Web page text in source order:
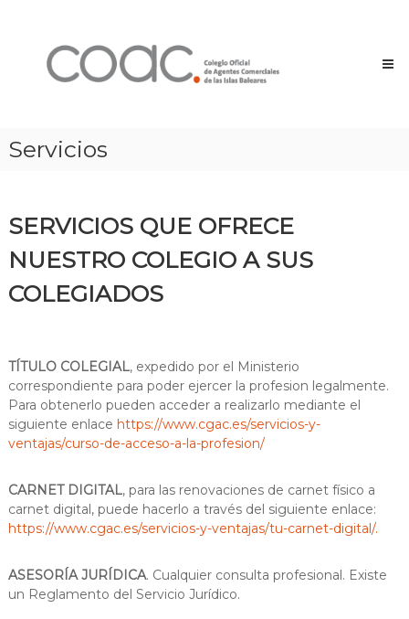
contenido
Oficial
Agentes
las
Colegio
Oficial
de
Agentes
de
Servicios
SERVICIOS QUE OFRECE
NUESTRO COLEGIO A SUS
COLEGIADOS
TÍTULO COLEGIAL, expedido por el Ministerio
correspondiente para poder ejercer la profesion legalmente.
Para obtenerlo pueden acceder a realizarlo mediante el
siguiente enlace https://www.cgac.es/servicios-y-
ventajas/curso-de-acceso-a-la-profesion/
CARNET DIGITAL, para las renovaciones de carnet físico a
carnet digital, puede hacerlo a través del siguiente enlace:
https://www.cgac.es/servicios-y-ventajas/tu-carnet-digital/.
ASESORÍA JURÍDICA. Cualquier consulta profesional. Existe
un Reglamento del Servicio Jurídico.